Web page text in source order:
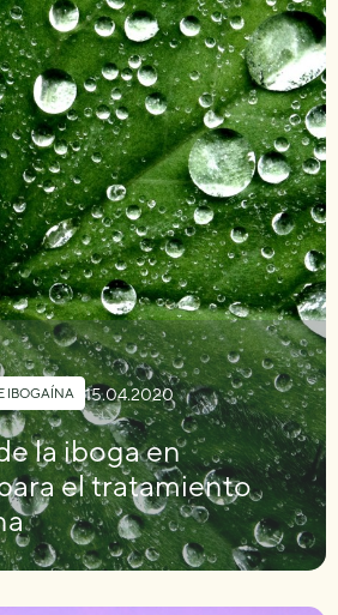
IBOGAÍNA 15.04.2020
la iboga en
el tratamiento